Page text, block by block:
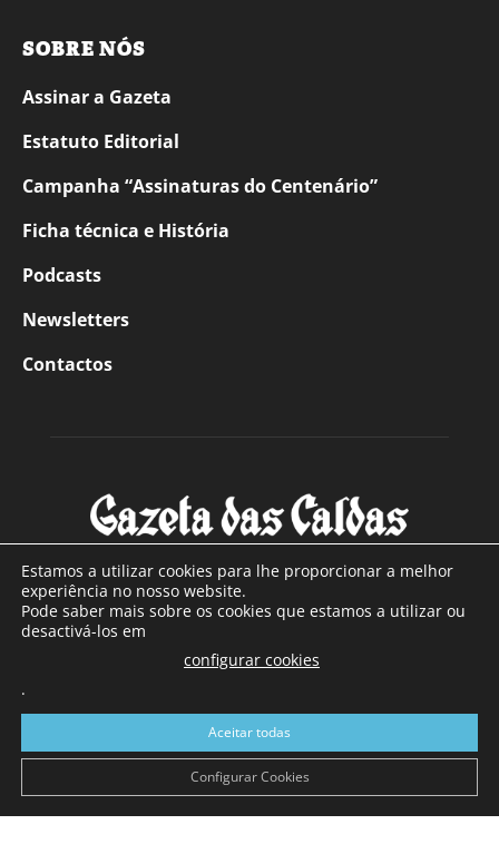
SOBRE NÓS
Assinar a Gazeta
Estatuto Editorial
Campanha “Assinaturas do Centenário”
Ficha técnica e História
Podcasts
Newsletters
Contactos
SOBRE NÓS
Com sede nas Caldas da Rainha e mais de 90 anos de
a sul de distrito de Leiria, com mais de 40.000 leitores por
toda a região Oeste. Jornal com distribuição em Portugal
Continental e assinatura online.
Estamos a utilizar cookies para lhe proporcionar a melhor
experiência no nosso website.
Pode saber mais sobre os cookies que estamos a utilizar ou
desactivá-los em
configurar cookies
.
Aceitar todas
Configurar Cookies